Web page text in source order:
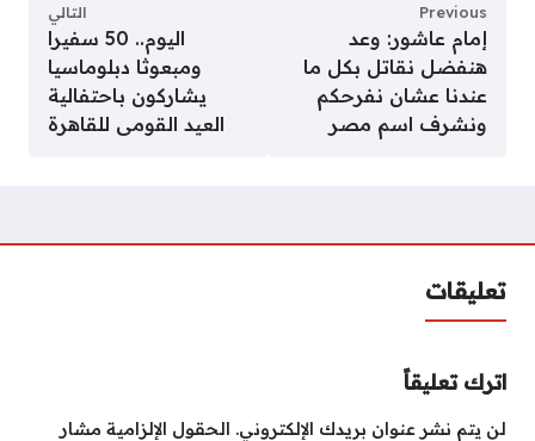
Previous
إمام عاشور: وعد
هنفضل نقاتل بكل ما
عندنا عشان نفرحكم
ونشرف اسم مصر
التالي
اليوم.. 50 سفيرا
ومبعوثا دبلوماسيا
يشاركون باحتفالية
العيد القومى للقاهرة
تعليقات
اترك تعليقاً
لن يتم نشر عنوان بريدك الإلكتروني. الحقول الإلزامية مشار